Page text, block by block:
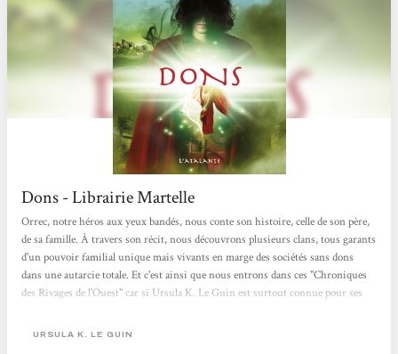
Dons - Librairie Martelle
Orrec, notre héros aux yeux bandés, nous conte son histoire, celle de son père,
de sa famille. À travers son récit, nous découvrons plusieurs clans, tous garants
d'un pouvoir familial unique mais vivants en marge des sociétés sans dons
dans une autarcie totale. Et c'est ainsi que nous entrons dans ces "Chroniques
des Rivages de l'Ouest" car si Ursula K. Le Guin est surtout connue pour ses
œuvre de fantasy majeure. Ici nous la retrouvons aux manettes d'une série
URSULA K. LE GUIN